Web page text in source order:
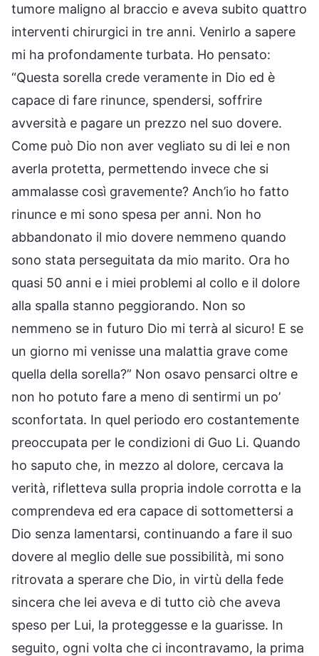
tumore maligno al braccio e aveva subito quattro
interventi chirurgici in tre anni. Venirlo a sapere
mi ha profondamente turbata. Ho pensato:
“Questa sorella crede veramente in Dio ed è
capace di fare rinunce, spendersi, soffrire
avversità e pagare un prezzo nel suo dovere.
Come può Dio non aver vegliato su di lei e non
averla protetta, permettendo invece che si
ammalasse così gravemente? Anch’io ho fatto
rinunce e mi sono spesa per anni. Non ho
abbandonato il mio dovere nemmeno quando
sono stata perseguitata da mio marito. Ora ho
quasi 50 anni e i miei problemi al collo e il dolore
alla spalla stanno peggiorando. Non so
nemmeno se in futuro Dio mi terrà al sicuro! E se
un giorno mi venisse una malattia grave come
quella della sorella?” Non osavo pensarci oltre e
non ho potuto fare a meno di sentirmi un po’
sconfortata. In quel periodo ero costantemente
preoccupata per le condizioni di Guo Li. Quando
ho saputo che, in mezzo al dolore, cercava la
verità, rifletteva sulla propria indole corrotta e la
comprendeva ed era capace di sottomettersi a
Dio senza lamentarsi, continuando a fare il suo
dovere al meglio delle sue possibilità, mi sono
ritrovata a sperare che Dio, in virtù della fede
sincera che lei aveva e di tutto ciò che aveva
speso per Lui, la proteggesse e la guarisse. In
seguito, ogni volta che ci incontravamo, la prima